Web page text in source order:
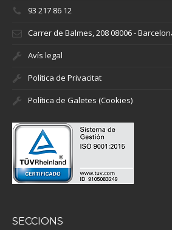
93 217 86 12
Carrer de Balmes, 208 08006 -
Avís legal
Política de Privacitat
Política de Galetes (Cookies)
SECCIONS